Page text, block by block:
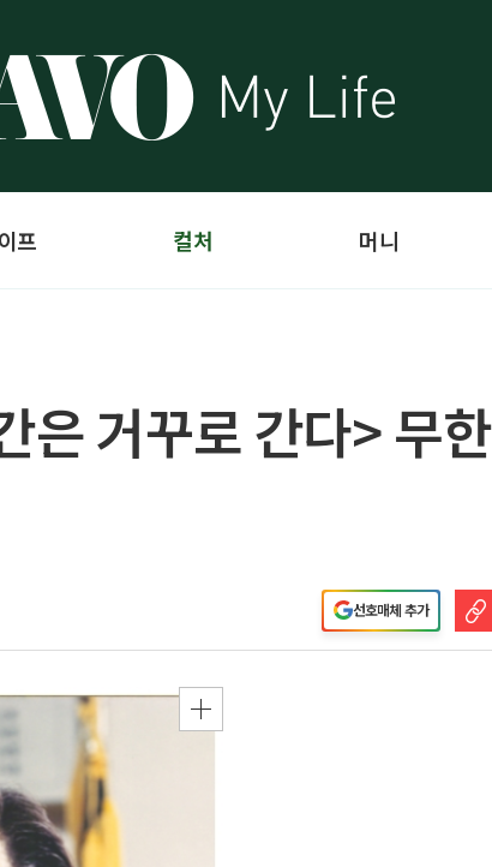
프 컬처 머니
은 거꾸로 간다> 무
선호매체 추가